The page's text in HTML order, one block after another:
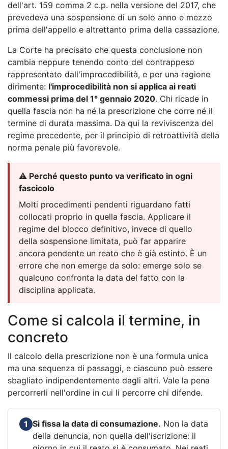
dell'art. 159 comma 2 c.p. nella versione del 2017, che
prevedeva una sospensione di un solo anno e mezzo
prima dell'appello e altrettanto prima della cassazione.
La Corte ha precisato che questa conclusione non
cambia neppure tenendo conto del contrappeso
rappresentato dall'improcedibilità, e per una ragione
dirimente: l'improcedibilità non si applica ai reati
commessi prima del 1° gennaio 2020. Chi ricade in
quella fascia non ha né la prescrizione che corre né il
termine di durata massima. Da qui la reviviscenza del
regime precedente, per il principio di retroattività della
norma penale più favorevole.
⚠️ Perché questo punto va verificato in ogni
fascicolo
Molti procedimenti pendenti riguardano fatti
collocati proprio in quella fascia. Applicare il
regime del blocco definitivo, invece di quello
della sospensione limitata, può far apparire
ancora pendente un reato che è già estinto. È un
errore che non emerge da solo: emerge solo se
qualcuno confronta la data del fatto con la
disciplina applicata.
Come si calcola il termine, in
concreto
Il calcolo della prescrizione non è una formula unica
ma una sequenza di passaggi, e ciascuno può essere
sbagliato indipendentemente dagli altri. Vale la pena
percorrerli nell'ordine in cui li percorre chi difende.
1 Si fissa la data di consumazione. Non la data
della denuncia, non quella dell'iscrizione: il